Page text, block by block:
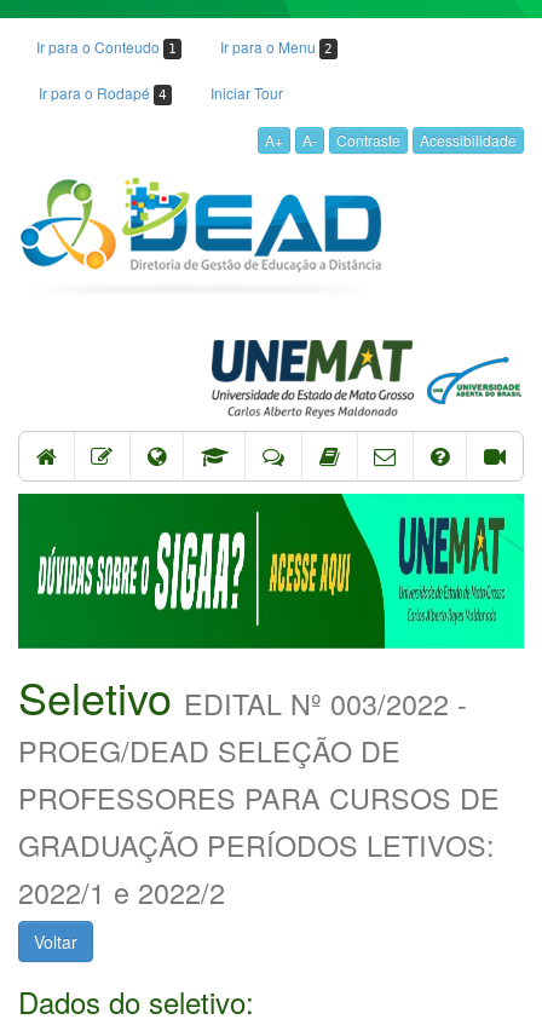
Ir para o Conteudo 1 Ir para o Menu 2
Ir para o Rodapé 4 Iniciar Tour
A+ A- Contraste Acessibilidade
Seletivo EDITAL Nº 003/2022 -
PROEG/DEAD SELEÇÃO DE
PROFESSORES PARA CURSOS DE
GRADUAÇÃO PERÍODOS LETIVOS:
2022/1 e 2022/2
Voltar
Dados do seletivo: